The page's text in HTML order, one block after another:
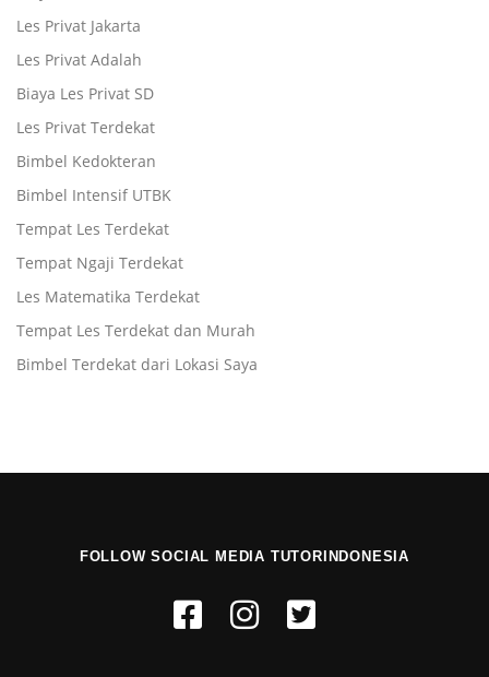
Les Privat Jakarta
Les Privat Adalah
Biaya Les Privat SD
Les Privat Terdekat
Bimbel Kedokteran
Bimbel Intensif UTBK
Tempat Les Terdekat
Tempat Ngaji Terdekat
Les Matematika Terdekat
Tempat Les Terdekat dan Murah
Bimbel Terdekat dari Lokasi Saya
FOLLOW SOCIAL MEDIA TUTORINDONESIA